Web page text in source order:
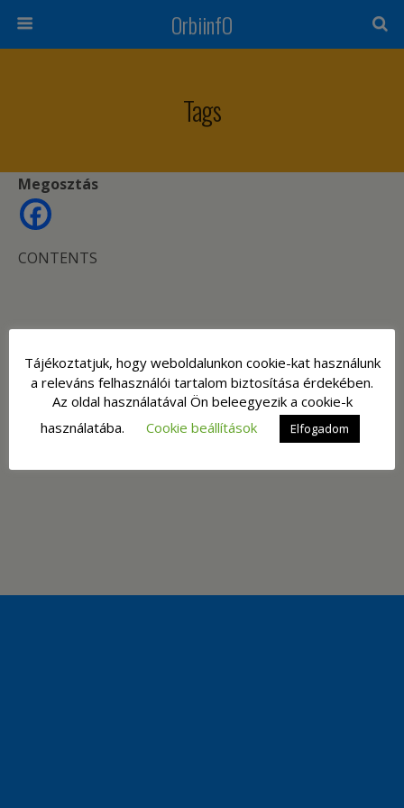
OrbiinfO
Tags
Megosztás
CONTENTS
Back to top
Mobile Desktop
Tájékoztatjuk, hogy weboldalunkon cookie-kat használunk
a releváns felhasználói tartalom biztosítása érdekében.
Az oldal használatával Ön beleegyezik a cookie-k
használatába.
Cookie beállítások Elfogadom